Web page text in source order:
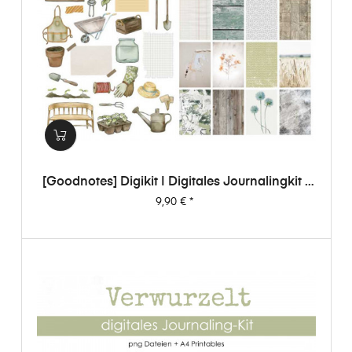
[Goodnotes] Digikit | Digitales Journalingkit -
Verwurzelt
Preis
9,90 €*